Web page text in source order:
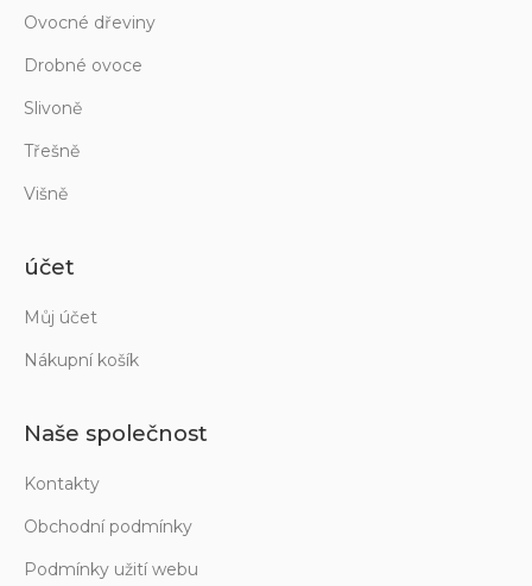
Ovocné dřeviny
Drobné ovoce
Slivoně
Třešně
Višně
účet
Můj účet
Nákupní košík
Naše společnost
Kontakty
Obchodní podmínky
Podmínky užití webu